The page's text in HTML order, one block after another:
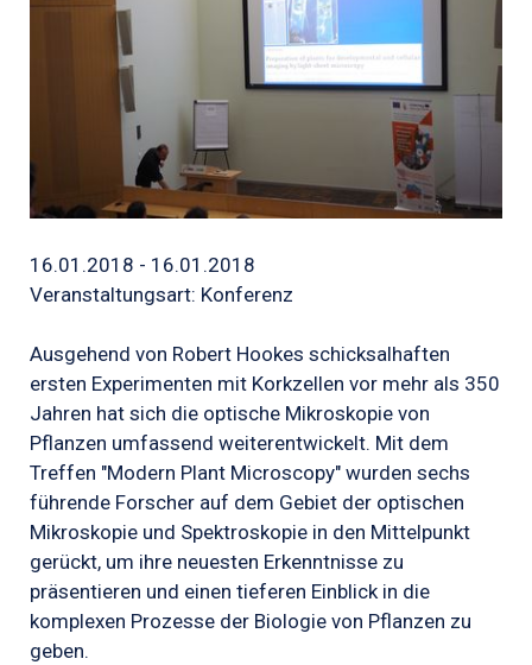
16.01.2018 - 16.01.2018
Veranstaltungsart: Konferenz
Ausgehend von Robert Hookes schicksalhaften
ersten Experimenten mit Korkzellen vor mehr als 350
Jahren hat sich die optische Mikroskopie von
Pflanzen umfassend weiterentwickelt. Mit dem
Treffen "Modern Plant Microscopy" wurden sechs
führende Forscher auf dem Gebiet der optischen
Mikroskopie und Spektroskopie in den Mittelpunkt
gerückt, um ihre neuesten Erkenntnisse zu
präsentieren und einen tieferen Einblick in die
komplexen Prozesse der Biologie von Pflanzen zu
geben.